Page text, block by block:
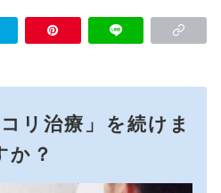
リ治療」を続けま
か？